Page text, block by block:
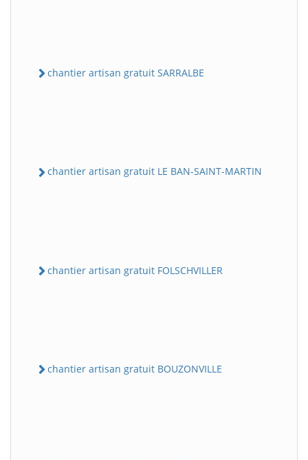
chantier artisan gratuit SARRALBE
chantier artisan gratuit LE BAN-SAINT-MARTIN
chantier artisan gratuit FOLSCHVILLER
chantier artisan gratuit BOUZONVILLE